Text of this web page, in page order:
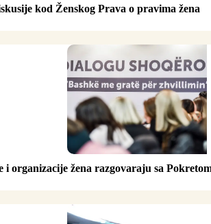
kod Ženskog Prava o pravima žena
i organizacije žena razgovaraju sa